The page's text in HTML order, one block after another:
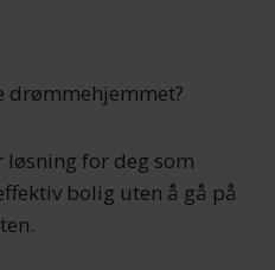
drømmehjemmet?
for deg som
bolig uten å gå på